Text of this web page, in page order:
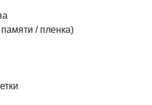
/ пленка)